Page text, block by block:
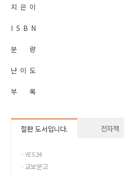
지 은 이
I S B N
분 량
난 이 도
부 록
절판 도서입니다. 전자책
· YES24
· 교보문고